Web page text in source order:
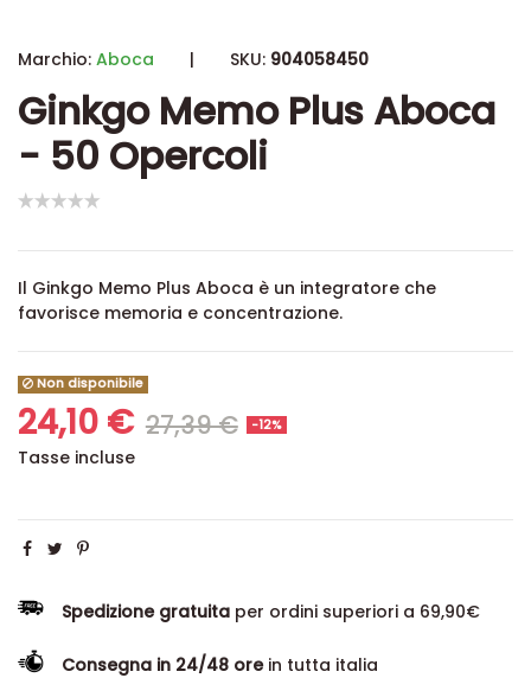
Marchio: Aboca | SKU: 904058450
Ginkgo Memo Plus Aboca
- 50 Opercoli
Il Ginkgo Memo Plus Aboca è un integratore che
favorisce memoria e concentrazione.
Non disponibile
24,10 € 27,39 € -12%
Tasse incluse
Spedizione gratuita per ordini superiori a 69,90€
Consegna in 24/48 orein tutta italia